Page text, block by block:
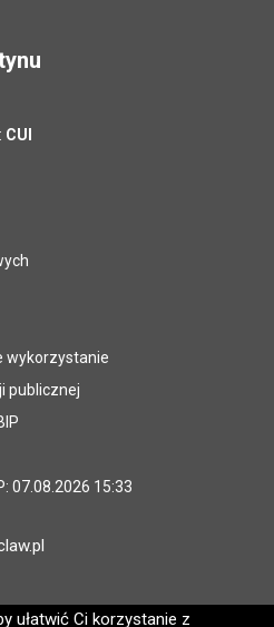
ułatwić Ci korzystanie z
CUI
wykorzystanie
publicznej
07.08.2026 15:33